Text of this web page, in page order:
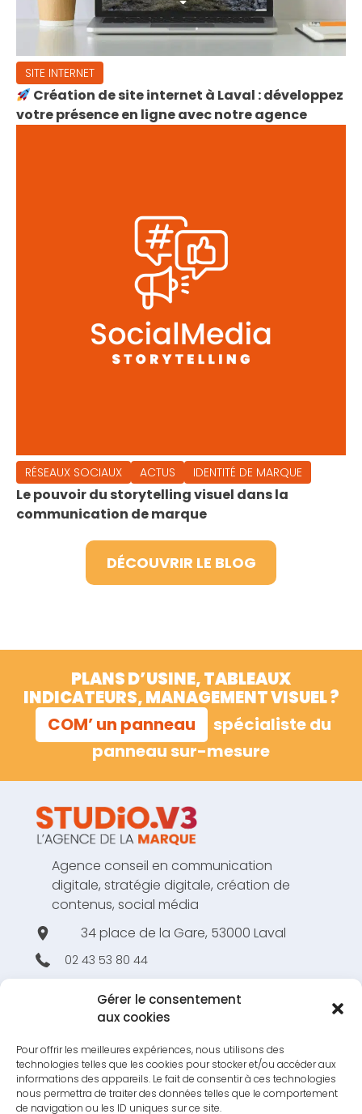
Gérer le consentement
aux cookies
Pour offrir les meilleures expériences, nous utilisons des
technologies telles que les cookies pour stocker et/ou accéder aux
informations des appareils. Le fait de consentir à ces technologies
nous permettra de traiter des données telles que le comportement
de navigation ou les ID uniques sur ce site.
SITE INTERNET
Création de site internet à Laval : développez
votre présence en ligne avec notre agence
RÉSEAUX SOCIAUX ACTUS IDENTITÉ DE MARQUE
Le pouvoir du storytelling visuel dans la
communication de marque
DÉCOUVRIR LE BLOG
PLANS D’USINE, TABLEAUX
INDICATEURS, MANAGEMENT VISUEL ?
COM’ un panneau
spécialiste du
panneau sur-mesure
Agence conseil en communication
digitale, stratégie digitale, création de
contenus, social média
34 place de la Gare, 53000 Laval
02 43 53 80 44
RESTONS EN CONTACT !
S'INSCRIRE À LA NEWSLETTER !